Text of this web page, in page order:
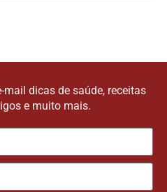
mail dicas de saúde, receitas
e muito mais.